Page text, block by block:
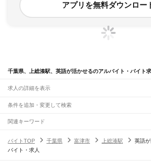
アプリを無料ダウンロー
千葉県、上総湊駅、英語が活かせるのアルバイト・バイト
求人の詳細を表示
条件を追加・変更して検索
市区町村を追加・変更
千葉県すべて
千葉市
駅を追加・変更
職種を追加・変更
関連キーワード
バイトTOP
千葉県 富津市 上総湊駅
英語
バイト・求人